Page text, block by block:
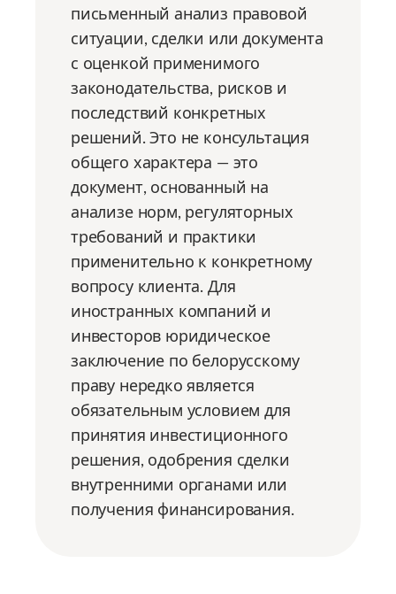
письменный анализ правовой
ситуации, сделки или документа
с оценкой применимого
законодательства, рисков и
последствий конкретных
решений. Это не консультация
общего характера — это
документ, основанный на
анализе норм, регуляторных
требований и практики
применительно к конкретному
вопросу клиента. Для
иностранных компаний и
инвесторов юридическое
заключение по белорусскому
праву нередко является
обязательным условием для
принятия инвестиционного
решения, одобрения сделки
внутренними органами или
получения финансирования.